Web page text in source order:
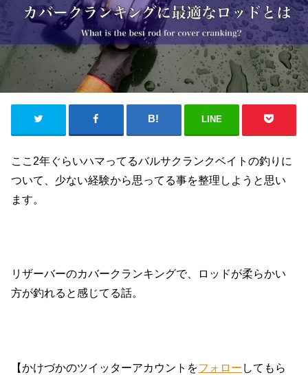
LINE
ここ2年ぐらいハマってるバルサクランクベイトの釣りに
ついて、少ない経験から思ってる事を整理しようと思い
ます。
リザーバーのカバークランキングで、ロッドが柔らかい
方が釣れると感じてる話。
【かけづかのツイッターアカウントをフォロー してもら